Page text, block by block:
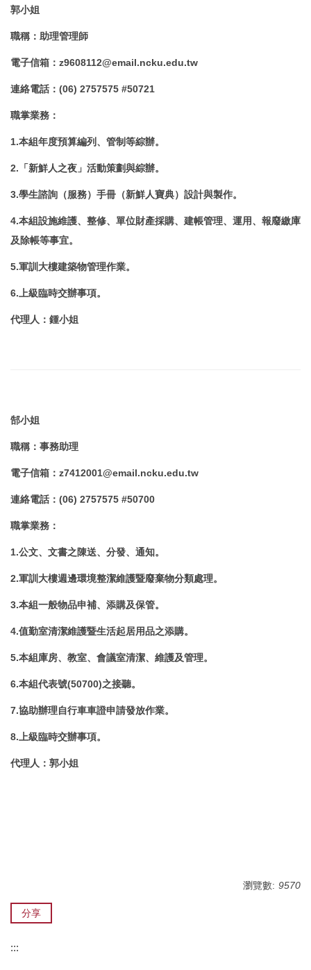
郭小姐
職稱 ： 助理管理師
電子信箱 ： z9608112@email.ncku.edu.tw
連絡電話 ： (06) 2757575 #50721
職掌業務 ：
1.本組年度預算編列、管制等綜辦。
2.「新鮮人之夜」活動策劃與綜辦。
3.學生諮詢（服務）手冊（新鮮人寶典）設計與製作。
4.本組設施維護、整修、單位財產採購、建帳管理、運用、報廢繳庫
及除帳等事宜。
5.軍訓大樓建築物管理作業。
6.上級臨時交辦事項。
代理人 ：鍾小姐
郜小姐
職稱 ： 事務助理
電子信箱 ： z7412001@email.ncku.edu.tw
連絡電話 ： (06) 2757575 #50700
職掌業務 ：
1.公文、文書之陳送、分發、通知。
2.軍訓大樓週邊環境整潔維護暨廢棄物分類處理。
3.本組一般物品申補、添購及保管。
4.值勤室清潔維護暨生活起居用品之添購。
5.本組庫房、教室、會議室清潔、維護及管理。
6.本組代表號(50700)之接聽。
7.協助辦理自行車車證申請發放作業。
8. 上級臨時交辦事項。
代理人 ： 郭小姐
瀏覽數: 9570
分享
:::